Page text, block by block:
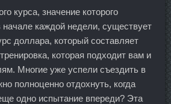
курса, значение которого
начале каждой недели, существует
доллара, который составляет
которая подходит вам и
Многие уже успели съездить в
полноценно отдохнуть, когда
одно испытание впереди? Эта